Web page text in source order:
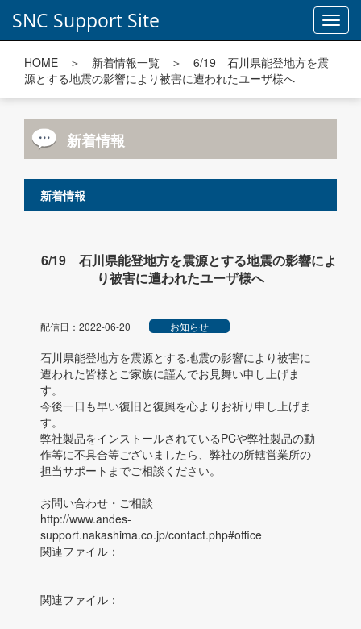
SNC Support Site
HOME ＞ 新着情報一覧 ＞ 6/19 石川県能登地方を震
源とする地震の影響により被害に遭われたユーザ様へ
新着情報
新着情報
6/19 石川県能登地方を震源とする地震の影響によ
り被害に遭われたユーザ様へ
配信日：2022-06-20 お知らせ
石川県能登地方を震源とする地震の影響により被害に
遭われた皆様とご家族に謹んでお見舞い申し上げま
す。
今後一日も早い復旧と復興を心よりお祈り申し上げま
す。
弊社製品をインストールされているPCや弊社製品の動
作等に不具合等ございましたら、弊社の所轄営業所の
担当サポートまでご相談ください。
お問い合わせ・ご相談
http://www.andes-
support.nakashima.co.jp/contact.php#office
関連ファイル：
関連ファイル：